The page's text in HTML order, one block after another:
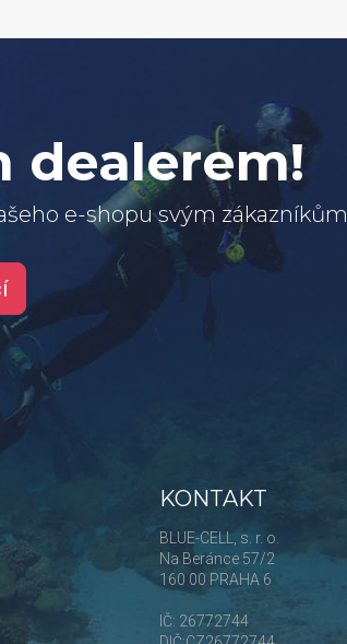
dealerem!
e-shopu svým zákazníkům
KONTAKT
BLUE-CELL, s. r. o.
Na Beránce 57/2
160 00 PRAHA 6
IČ: 26772744